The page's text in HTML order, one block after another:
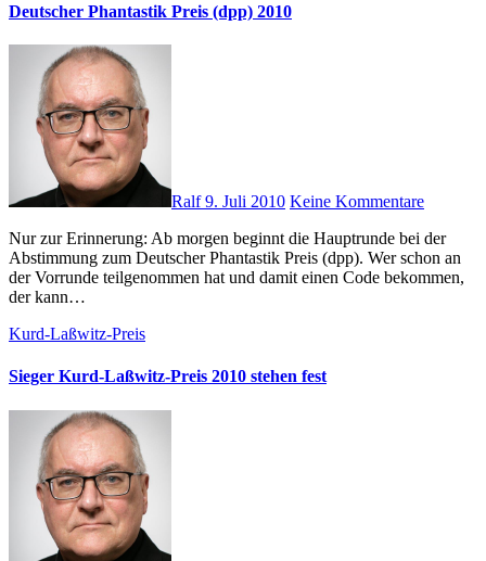
Deutscher Phantastik Preis (dpp) 2010
Ralf9. Juli 2010 Keine Kommentare
Nur zur Erinnerung: Ab morgen beginnt die Hauptrunde bei der
Abstimmung zum Deutscher Phantastik Preis (dpp). Wer schon an
der Vorrunde teilgenommen hat und damit einen Code bekommen,
der kann…
Kurd-Laßwitz-Preis
Sieger Kurd-Laßwitz-Preis 2010 stehen fest